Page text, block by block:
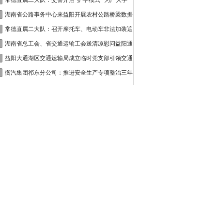
湖南省公路事务中心来益阳开展农村公路桥梁数据
常德直属二大队：召开摩托车、电动车非法加装遮
湖南省总工会、省交通运输工会送清凉慰问益阳通
益阳大通湖区交通运输局成立临时党支部引领交通
衡汽集团祁东分公司：推进安全生产专项整治三年